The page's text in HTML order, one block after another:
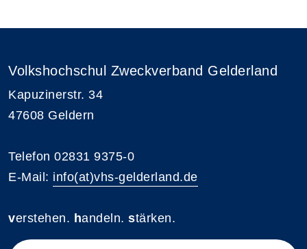
Volkshochschul Zweckverband Gelderland
Kapuzinerstr. 34
47608 Geldern
Telefon 02831 9375-0
E-Mail: info(at)vhs-gelderland.de
verstehen. handeln. stärken.